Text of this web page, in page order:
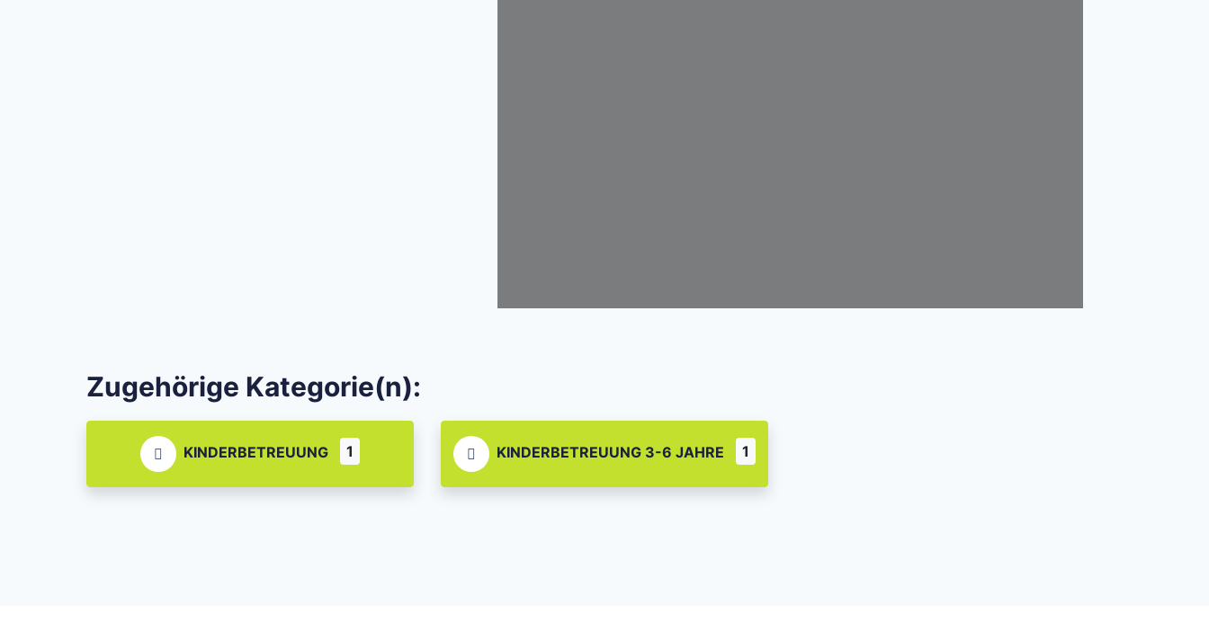
Zugehörige Kategorie(n):
KINDERBETREUUNG 1 KINDERBETREUUNG 3-6 JAHRE 1